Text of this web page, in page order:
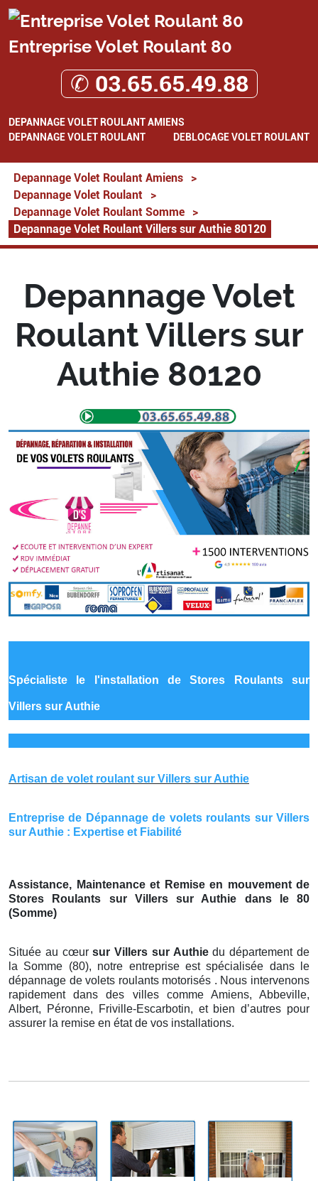
Entreprise Volet Roulant 80
✆ 03.65.65.49.88
DEPANNAGE VOLET ROULANT AMIENS
DEPANNAGE VOLET ROULANT
DEBLOCAGE VOLET ROULANT
Depannage Volet Roulant Amiens
>
Depannage Volet Roulant
>
Depannage Volet Roulant Somme
>
Depannage Volet Roulant Villers sur Authie 80120
Depannage Volet
Roulant Villers sur
Authie 80120
Spécialiste le l'installation de Stores Roulants sur
Villers sur Authie
Artisan de volet roulant sur Villers sur Authie
Entreprise de Dépannage de volets roulants sur Villers
sur Authie : Expertise et Fiabilité
Assistance, Maintenance et Remise en mouvement de
Stores Roulants sur Villers sur Authie dans le 80
(Somme)
Située au cœursur Villers sur Authiedu département de
la Somme (80), notre entreprise est spécialisée dans le
dépannage de volets roulants motorisés . Nous intervenons
rapidement dans des villes comme Amiens, Abbeville,
Albert, Péronne, Friville-Escarbotin, et bien d’autres pour
assurer la remise en état de vos installations.